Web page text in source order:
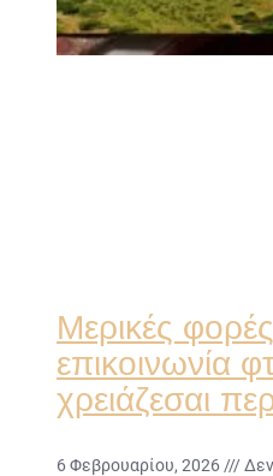
Μερικές
επικοινωνία
χρειάζεσαι
6 Φεβρουαρίου, 2026